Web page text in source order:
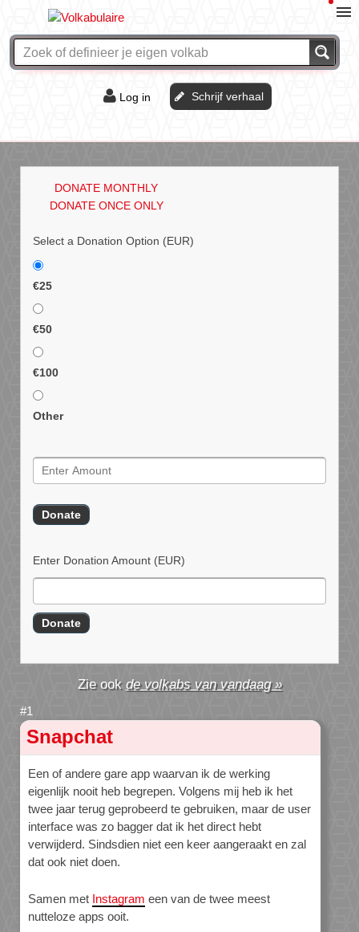
Log in Schrijf verhaal
DONATE MONTHLY
DONATE ONCE ONLY
Select a Donation Option (EUR)
€25
€50
€100
Other
Enter Donation Amount (EUR)
de volkabs van vandaag »
Snapchat
Een of andere gare app waarvan ik de werking
eigenlijk nooit heb begrepen. Volgens mij heb ik het
twee jaar terug geprobeerd te gebruiken, maar de user
interface was zo bagger dat ik het direct hebt
verwijderd. Sindsdien niet een keer aangeraakt en zal
dat ook niet doen.
Samen met Instagram een van de twee meest
nutteloze apps ooit.